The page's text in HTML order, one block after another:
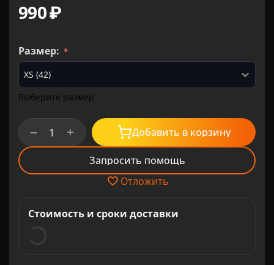
‍990‍₽
Размер:
Выберите размер
+
− Добавить в корзину
Запросить помощь
Отложить
Стоимость и сроки доставки